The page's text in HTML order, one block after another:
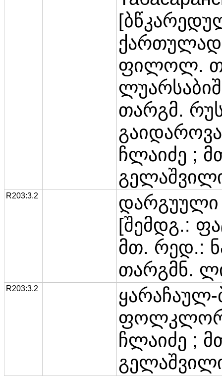
ქართულად
ფილოლ.
თარგმ.
ჩლაიძე ;
R203:3.2
[შემდგ.:
მთ. რედ.:
თარგმნ.
R203:3.2
ჩლაიძე ;